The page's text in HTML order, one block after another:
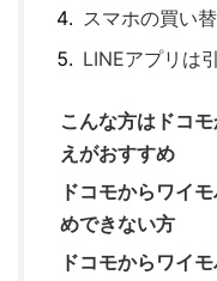
スマホの買い
LINEアプリは
こんな方はドコ
えがおすすめ
ドコモからワイ
めできない方
ドコモからワイ